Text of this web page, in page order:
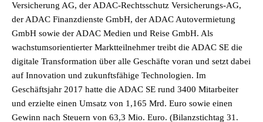
Versicherung AG, der ADAC-Rechtsschutz Versicherungs-AG,
der ADAC Finanzdienste GmbH, der ADAC Autovermietung
GmbH sowie der ADAC Medien und Reise GmbH. Als
wachstumsorientierter Marktteilnehmer treibt die ADAC SE die
digitale Transformation über alle Geschäfte voran und setzt dabei
auf Innovation und zukunftsfähige Technologien. Im
Geschäftsjahr 2017 hatte die ADAC SE rund 3400 Mitarbeiter
und erzielte einen Umsatz von 1,165 Mrd. Euro sowie einen
Gewinn nach Steuern von 63,3 Mio. Euro. (Bilanzstichtag 31.